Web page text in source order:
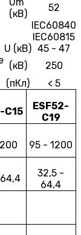
(кВ)
52
IEC60840
IEC60815
U (кВ) 45 - 47
(кВ)
250
(пКл) < 5
C15
ESF52-
C19
95 - 1200
32,5 -
64,4